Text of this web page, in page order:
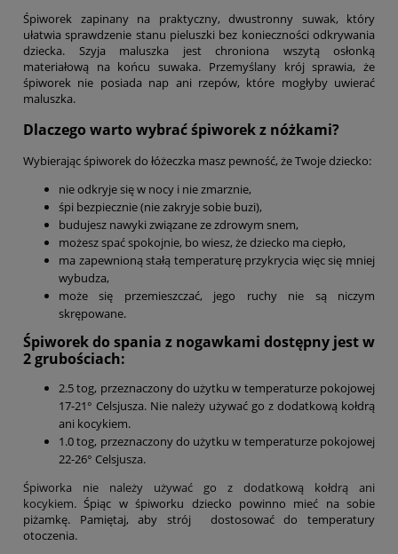
Śpiworek zapinany na praktyczny, dwustronny suwak, który
ułatwia sprawdzenie stanu pieluszki bez konieczności odkrywania
dziecka. Szyja maluszka jest chroniona wszytą osłonką
materiałową na końcu suwaka. Przemyślany krój sprawia, że
śpiworek nie posiada nap ani rzepów, które mogłyby uwierać
maluszka.
Dlaczego warto wybrać śpiworek z nóżkami?
Wybierając śpiworek do łóżeczka masz pewność, że Twoje dziecko:
nie odkryje się w nocy i nie zmarznie,
śpi bezpiecznie (nie zakryje sobie buzi),
budujesz nawyki związane ze zdrowym snem,
możesz spać spokojnie, bo wiesz, że dziecko ma ciepło,
ma zapewnioną stałą temperaturę przykrycia więc się mniej
wybudza,
może się przemieszczać, jego ruchy nie są niczym
skrępowane.
Śpiworek do spania z nogawkami dostępny jest w
2 grubościach:
2.5 tog, przeznaczony do użytku w temperaturze pokojowej
17-21° Celsjusza. Nie należy używać go z dodatkową kołdrą
ani kocykiem.
1.0 tog, przeznaczony do użytku w temperaturze pokojowej
22-26° Celsjusza.
Śpiworka nie należy używać go z dodatkową kołdrą ani
kocykiem.Śpiąc w śpiworku dziecko powinno mieć na sobie
piżamkę. Pamiętaj, aby strój dostosować do temperatury
otoczenia.